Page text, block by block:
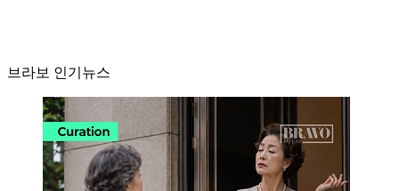
브라보 인기뉴스